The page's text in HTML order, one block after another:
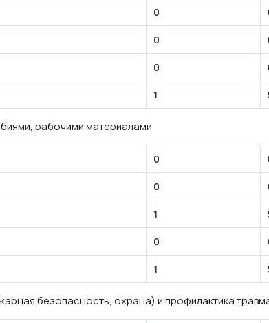
0
0
0
1
рабочими материалами
0
0
1
0
1
безопасность, охрана) и профилактика